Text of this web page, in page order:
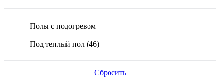
Полы с подогревом
Под теплый пол (46)
Сбросить